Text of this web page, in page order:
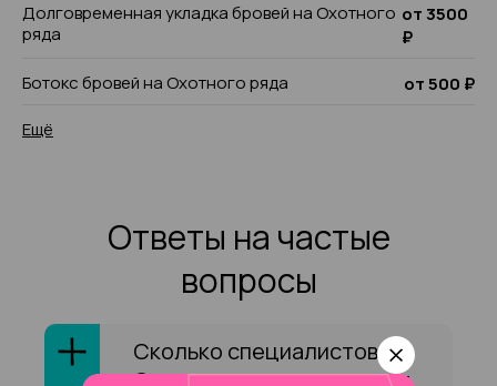
Долговременная укладка бровей на Охотного
ряда
от 3500
₽
Ботокс бровей на Охотного ряда
от 500 ₽
Ещё
Ответы на частые
вопросы
Сколько специалистов на
Охотного ряда оказывают